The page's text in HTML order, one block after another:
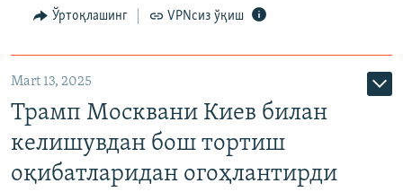
Ўртоқлашинг VPNсиз ўқиш
Mart 13, 2025
Трамп Москвани Киев билан
келишувдан бош тортиш
оқибатларидан огоҳлантирди